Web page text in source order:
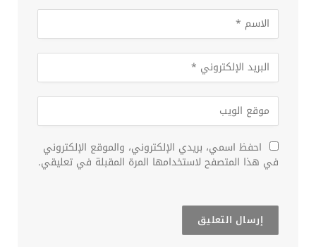
احفظ اسمي، بريدي الإلكتروني، والموقع الإلكتروني
في هذا المتصفح لاستخدامها المرة المقبلة في تعليقي.